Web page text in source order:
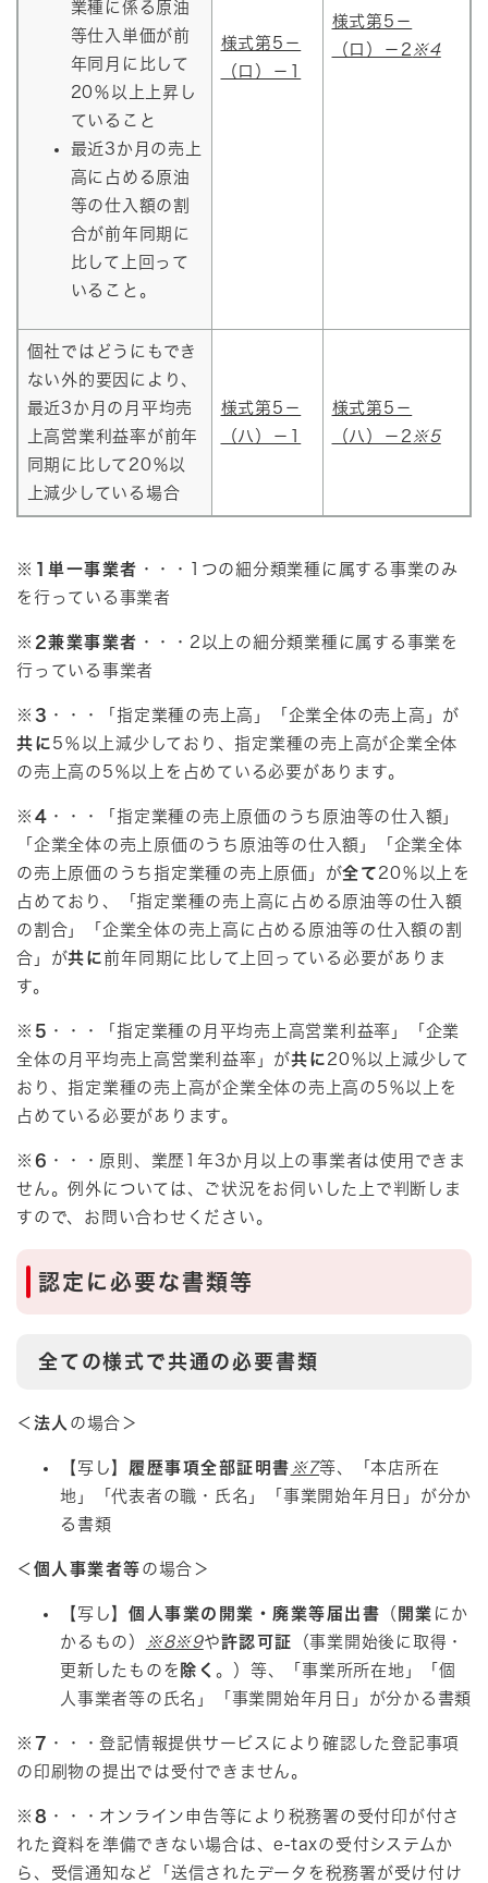
業種に係る原油
等仕入単価が前
年同月に比して
20％以上上昇し
ていること
最近3か月の売上
高に占める原油
等の仕入額の割
合が前年同期に
比して上回って
いること。
様式第5－
（ロ）－1
様式第5－
（ロ）－2 ※4
個社ではどうにもでき
ない外的要因により、
最近3か月の月平均売
上高営業利益率が前年
同期に比して20％以
上減少している場合
様式第5－
（ハ）－1
様式第5－
（ハ）－2 ※5
※1 単一事業者 ・・・1つの細分類業種に属する事業のみ
を行っている事業者
※2兼業事業者 ・・・2以上の細分類業種に属する事業を
行っている事業者
※3 ・・・「指定業種の売上高」「企業全体の売上高」が
共に 5％以上減少しており、指定業種の売上高が企業全体
の売上高の5％以上を占めている必要があります。
※4 ・・・「指定業種の売上原価のうち原油等の仕入額」
「企業全体の売上原価のうち原油等の仕入額」「企業全体
の売上原価のうち指定業種の売上原価」が全て 20％以上を
占めており、「指定業種の売上高に占める原油等の仕入額
の割合」「企業全体の売上高に占める原油等の仕入額の割
合」が共に 前年同期に比して上回っている必要がありま
す。
※5 ・・・「指定業種の月平均売上高営業利益率」「企業
全体の月平均売上高営業利益率」が共に 20％以上減少して
おり、指定業種の売上高が企業全体の売上高の5％以上を
占めている必要があります。
※6 ・・・原則、業歴1年3か月以上の事業者は使用できま
せん。例外については、ご状況をお伺いした上で判断しま
すので、お問い合わせください。
認定に必要な書類等
全ての様式で共通の必要書類
＜ 法人 の場合＞
【写し】 履歴事項全部証明書 ※7等、「本店所在
地」「代表者の職・氏名」「事業開始年月日」が分か
る書類
＜ 個人事業者等 の場合＞
【写し】 個人事業の開業・廃業等届出書 （ 開業 にか
かるもの）
※8※9や許認可証 （事業開始後に取得・
更新したものを 除く 。）等、「事業所所在地」「個
人事業者等の氏名」「事業開始年月日」が分かる書類
※7 ・・・登記情報提供サービスにより確認した登記事項
の印刷物の提出では受付できません。​
※8 ・・・オンライン申告等により税務署の受付印が付さ
れた資料を準備できない場合は、e-taxの受付システムか
ら、受信通知など「送信されたデータを税務署が受け付け